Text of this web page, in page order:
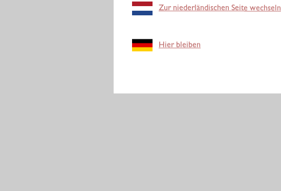
Zur niederländischen Seite wechseln
Hier bleiben